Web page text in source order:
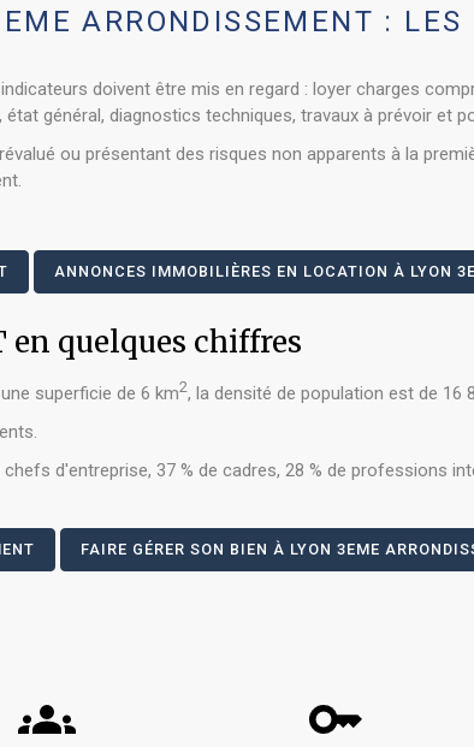
ARRONDISSEMENT : LES
doivent être mis en regard : loyer charges
état général, diagnostics techniques, travaux à prévoir et
ou présentant des risques non apparents à la
ANNONCES IMMOBILIÈRES EN LOCATION À LYON
en quelques chiffres
superficie de 6 km2, la densité de population est de 16
d'entreprise, 37 % de cadres, 28 % de professions
FAIRE GÉRER SON BIEN À LYON 3EME